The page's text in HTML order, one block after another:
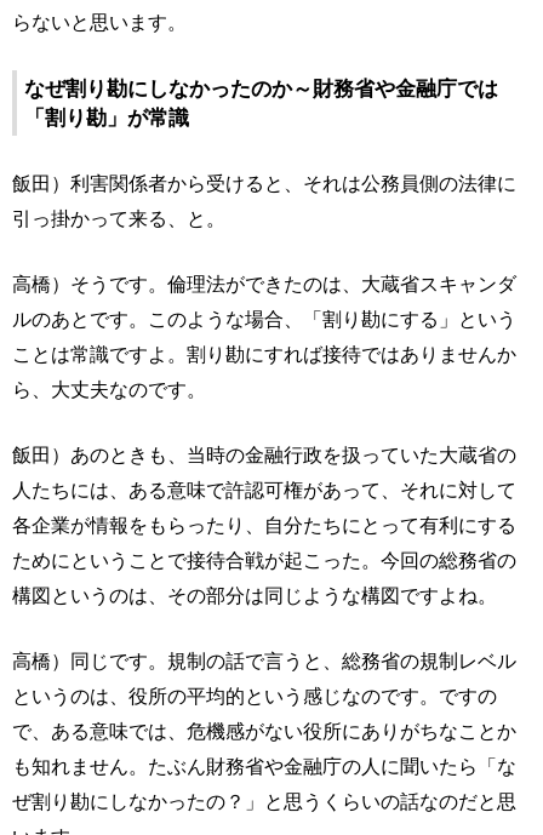
らないと思います。
なぜ割り勘にしなかったのか～財務省や金融庁では
「割り勘」が常識
飯田）利害関係者から受けると、それは公務員側の法律に
引っ掛かって来る、と。
高橋）そうです。倫理法ができたのは、大蔵省スキャンダ
ルのあとです。このような場合、「割り勘にする」という
ことは常識ですよ。割り勘にすれば接待ではありませんか
ら、大丈夫なのです。
飯田）あのときも、当時の金融行政を扱っていた大蔵省の
人たちには、ある意味で許認可権があって、それに対して
各企業が情報をもらったり、自分たちにとって有利にする
ためにということで接待合戦が起こった。今回の総務省の
構図というのは、その部分は同じような構図ですよね。
高橋）同じです。規制の話で言うと、総務省の規制レベル
というのは、役所の平均的という感じなのです。ですの
で、ある意味では、危機感がない役所にありがちなことか
も知れません。たぶん財務省や金融庁の人に聞いたら「な
ぜ割り勘にしなかったの？」と思うくらいの話なのだと思